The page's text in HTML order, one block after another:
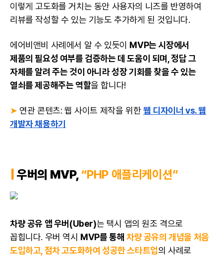
이렇게 고도화를 거치는 동안 사용자의 니즈를 반영하여
리뷰를 작성할 수 있는 기능도 추가하게 된 것입니다.
에어비앤비 사례에서 알 수 있듯이 MVP는 시장에서
제품의 필요성 여부를 검증하는 데 도움이 되며, 정답 그
자체를 알려 주는 것이 아니라 성장 기회를 찾을 수 있는
열쇠를 제공해주는 역할을 합니다!
➤ 연관 콘텐츠: 웹 사이트 제작을 위한웹 디자이너 vs. 웹
개발자 채용하기
우버의 MVP,“PHP 애플리케이션”
차량 공유 앱 우버(Uber)는 택시 앱의 원조 격으로
꼽힙니다. 우버 역시 MVP를 통해차량 공유의 개념을 처음
도입하고, 점차 고도화하여 성공한 스타트업의 사례로